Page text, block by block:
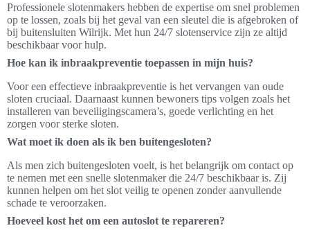
Professionele slotenmakers hebben de expertise om snel problemen
op te lossen, zoals bij het geval van een sleutel die is afgebroken of
bij buitensluiten Wilrijk. Met hun 24/7 slotenservice zijn ze altijd
beschikbaar voor hulp.
Hoe kan ik inbraakpreventie toepassen in mijn huis?
Voor een effectieve inbraakpreventie is het vervangen van oude
sloten cruciaal. Daarnaast kunnen bewoners tips volgen zoals het
installeren van beveiligingscamera’s, goede verlichting en het
zorgen voor sterke sloten.
Wat moet ik doen als ik ben buitengesloten?
Als men zich buitengesloten voelt, is het belangrijk om contact op
te nemen met een snelle slotenmaker die 24/7 beschikbaar is. Zij
kunnen helpen om het slot veilig te openen zonder aanvullende
schade te veroorzaken.
Hoeveel kost het om een autoslot te repareren?